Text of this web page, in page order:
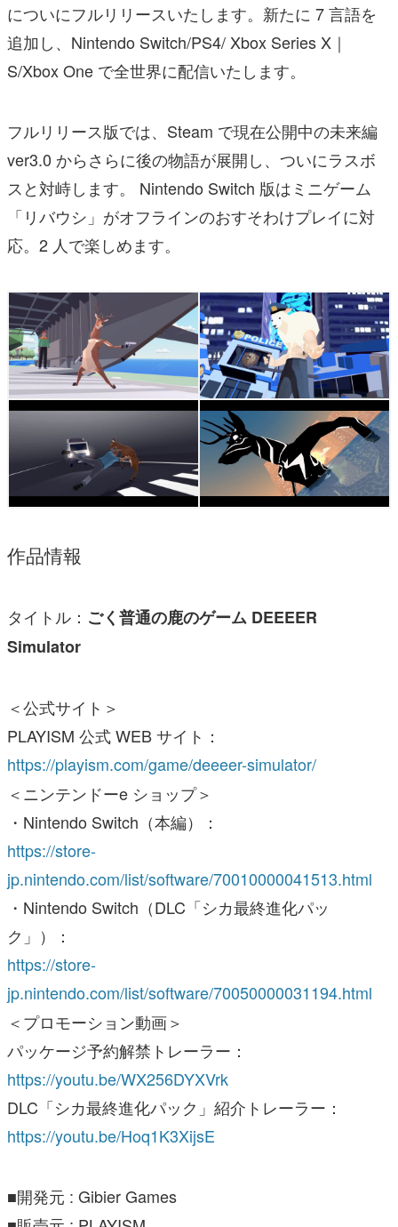
についにフルリリースいたします。新たに 7 言語を
追加し、Nintendo Switch/PS4/ Xbox Series X｜
S/Xbox One で全世界に配信いたします。
フルリリース版では、Steam で現在公開中の未来編
ver3.0 からさらに後の物語が展開し、ついにラスボ
スと対峙します。 Nintendo Switch 版はミニゲーム
「リバウシ」がオフラインのおすそわけプレイに対
応。2 人で楽しめます。
作品情報
タイトル： ごく普通の鹿のゲーム DEEEER
Simulator
＜公式サイト＞
PLAYISM 公式 WEB サイト：
https://playism.com/game/deeeer-simulator/
＜ニンテンドーe ショップ＞
・Nintendo Switch（本編）：
https://store-
jp.nintendo.com/list/software/70010000041513.html
・Nintendo Switch（DLC「シカ最終進化パッ
ク」）：
https://store-
jp.nintendo.com/list/software/70050000031194.html
＜プロモーション動画＞
パッケージ予約解禁トレーラー：
https://youtu.be/WX256DYXVrk
DLC「シカ最終進化パック」紹介トレーラー：
https://youtu.be/Hoq1K3XijsE
■開発元 : Gibier Games